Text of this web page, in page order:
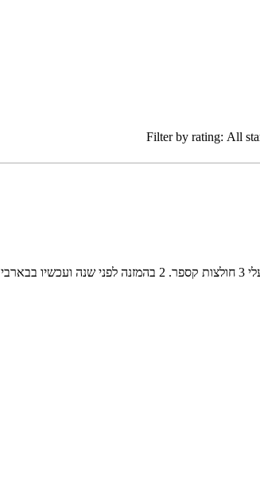
Filter by rating: All
קניתי לבעלי 3 חולצות קספר. 2 בהמזנה